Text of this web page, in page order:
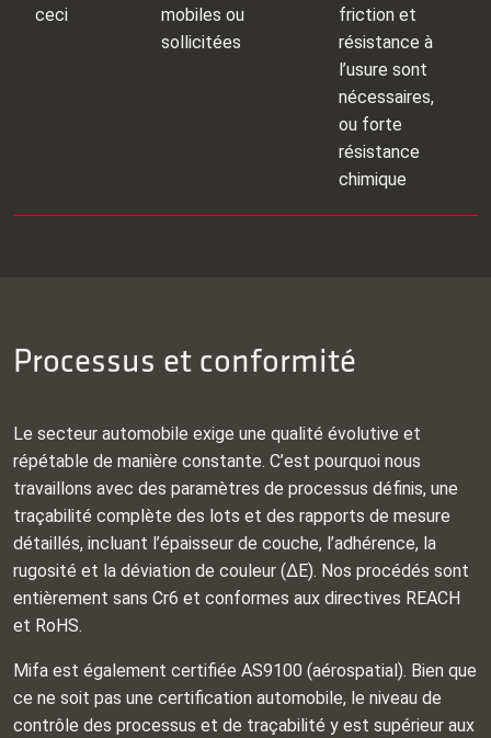
ceci
mobiles ou
sollicitées
friction et
résistance à
l’usure sont
nécessaires,
ou forte
résistance
chimique
Processus et conformité
Le secteur automobile exige une qualité évolutive et
répétable de manière constante. C’est pourquoi nous
travaillons avec des paramètres de processus définis, une
traçabilité complète des lots et des rapports de mesure
détaillés, incluant l’épaisseur de couche, l’adhérence, la
rugosité et la déviation de couleur (ΔE). Nos procédés sont
entièrement sans Cr6 et conformes aux directives REACH
et RoHS.
Mifa est également certifiée AS9100 (aérospatial). Bien que
ce ne soit pas une certification automobile, le niveau de
contrôle des processus et de traçabilité y est supérieur aux